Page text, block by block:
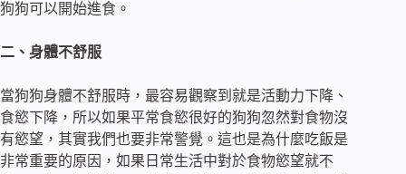
狗狗可以開始進食。
二、身體不舒服
當狗狗身體不舒服時，最容易觀察到就是活動力下降、
食慾下降，所以如果平常食慾很好的狗狗忽然對食物沒
有慾望，其實我們也要非常警覺。這也是為什麼吃飯是
非常重要的原因，如果日常生活中對於食物慾望就不